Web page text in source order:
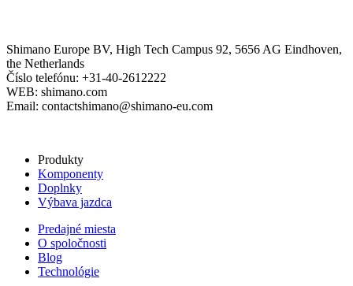
Shimano Europe BV, High Tech Campus 92, 5656 AG Eindhoven,
the Netherlands
Číslo telefónu: +31-40-2612222
WEB: shimano.com
Email: contactshimano@shimano-eu.com
Produkty
Komponenty
Doplnky
Výbava jazdca
Predajné miesta
O spoločnosti
Blog
Technológie